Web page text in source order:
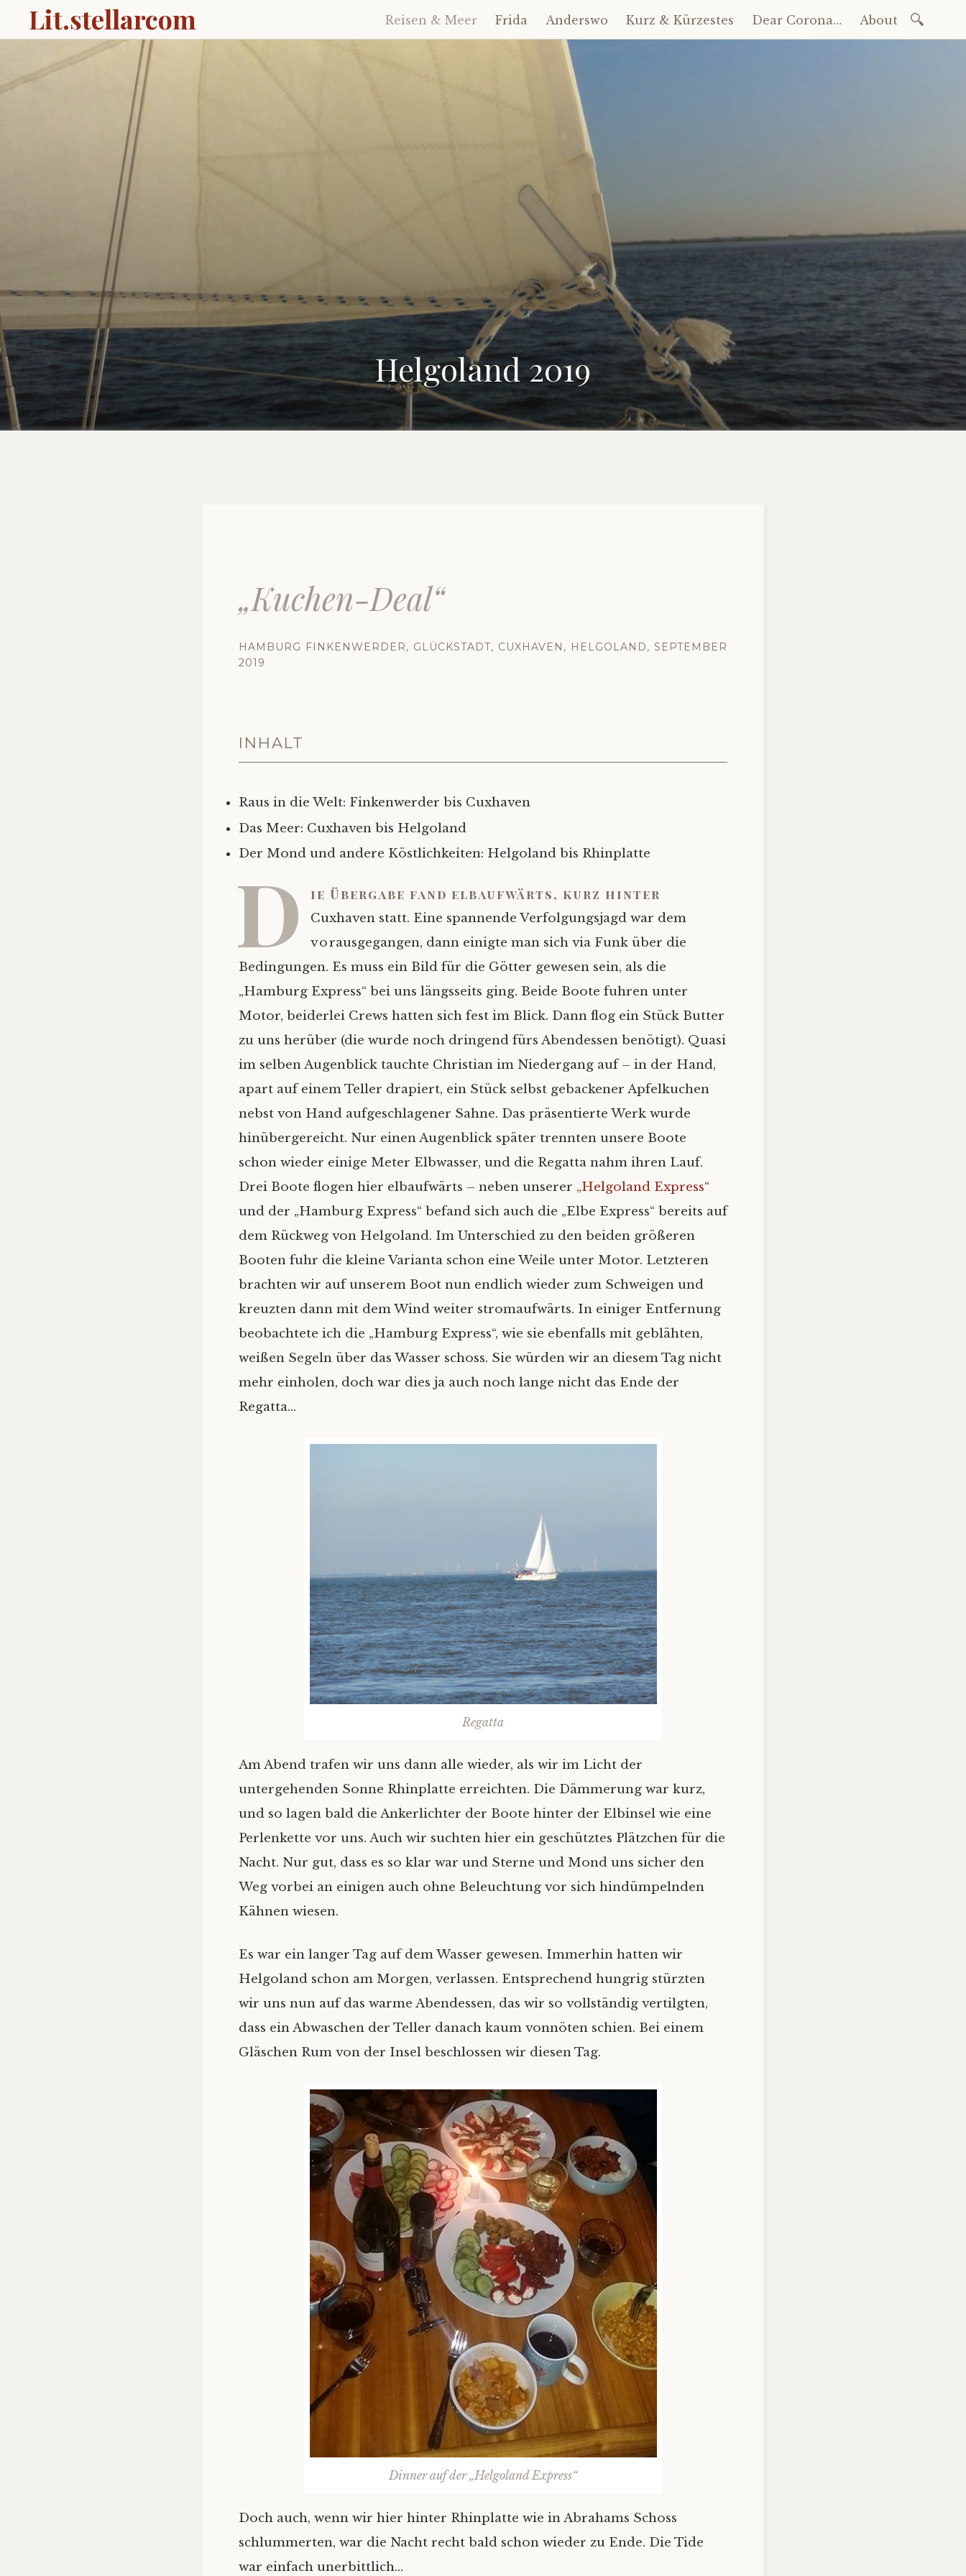
Lit.stellarcom
Zum
Inhalt
Reisen & Meer Frida Anderswo Kurz & Kürzestes Dear Corona… About
Helgoland 2019
„Kuchen-Deal“
HAMBURG FINKENWERDER, GLÜCKSTADT, CUXHAVEN, HELGOLAND, SEPTEMBER
2019
INHALT
Raus in die Welt: Finkenwerder bis Cuxhaven
Das Meer: Cuxhaven bis Helgoland
Der Mond und andere Köstlichkeiten: Helgoland bis Rhinplatte
D ie Übergabe fand elbaufwärts, kurz hinter
Cuxhaven statt. Eine spannende Verfolgungsjagd war dem
vorausgegangen, dann einigte man sich via Funk über die
Bedingungen. Es muss ein Bild für die Götter gewesen sein, als die
„Hamburg Express“ bei uns längsseits ging. Beide Boote fuhren unter
Motor, beiderlei Crews hatten sich fest im Blick. Dann flog ein Stück Butter
zu uns herüber (die wurde noch dringend fürs Abendessen benötigt). Quasi
im selben Augenblick tauchte Christian im Niedergang auf – in der Hand,
apart auf einem Teller drapiert, ein Stück selbst gebackener Apfelkuchen
nebst von Hand aufgeschlagener Sahne. Das präsentierte Werk wurde
hinübergereicht. Nur einen Augenblick später trennten unsere Boote
schon wieder einige Meter Elbwasser, und die Regatta nahm ihren Lauf.
Drei Boote flogen hier elbaufwärts – neben unserer „Helgoland Express“
und der „Hamburg Express“ befand sich auch die „Elbe Express“ bereits auf
dem Rückweg von Helgoland. Im Unterschied zu den beiden größeren
Booten fuhr die kleine Varianta schon eine Weile unter Motor. Letzteren
brachten wir auf unserem Boot nun endlich wieder zum Schweigen und
kreuzten dann mit dem Wind weiter stromaufwärts. In einiger Entfernung
beobachtete ich die „Hamburg Express“, wie sie ebenfalls mit geblähten,
weißen Segeln über das Wasser schoss. Sie würden wir an diesem Tag nicht
mehr einholen, doch war dies ja auch noch lange nicht das Ende der
Regatta…
Regatta
Am Abend trafen wir uns dann alle wieder, als wir im Licht der
untergehenden Sonne Rhinplatte erreichten. Die Dämmerung war kurz,
und so lagen bald die Ankerlichter der Boote hinter der Elbinsel wie eine
Perlenkette vor uns. Auch wir suchten hier ein geschütztes Plätzchen für die
Nacht. Nur gut, dass es so klar war und Sterne und Mond uns sicher den
Weg vorbei an einigen auch ohne Beleuchtung vor sich hindümpelnden
Kähnen wiesen.
Es war ein langer Tag auf dem Wasser gewesen. Immerhin hatten wir
Helgoland schon am Morgen, verlassen. Entsprechend hungrig stürzten
wir uns nun auf das warme Abendessen, das wir so vollständig vertilgten,
dass ein Abwaschen der Teller danach kaum vonnöten schien. Bei einem
Gläschen Rum von der Insel beschlossen wir diesen Tag.
Dinner auf der „Helgoland Express“
Doch auch, wenn wir hier hinter Rhinplatte wie in Abrahams Schoss
schlummerten, war die Nacht recht bald schon wieder zu Ende. Die Tide
war einfach unerbittlich…